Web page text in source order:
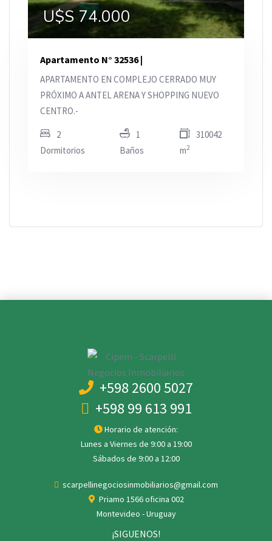
U$S 74.000
Apartamento N° 32536 |
APARTAMENTO EN COMPLEJO CERRADO MUY
PRÓXIMO A ANTEL ARENA Y SHOPPING NUEVO
CENTRO.-
2
Dormitorios
1
Baños
310042
m2
+598 2600 5027
+598 99 613 991
Horario de atención:
Lunes a Viernes de 9:00 a 19:00
Sábados de 9:00 a 12:00
scarpellinegociosinmobiliarios@gmail.com
Priamo 1566 oficina 002
Montevideo - Uruguay
¡SIGUENOS!